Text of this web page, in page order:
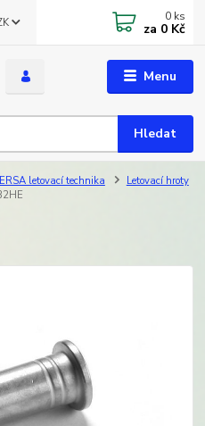
Menu
Hledat
0 ks
za 0 Kč
ERSA letovací technika
Letovací hroty